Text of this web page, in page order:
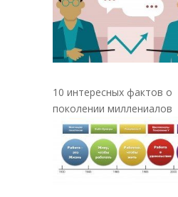
10 интересных фактов о
поколении миллениалов